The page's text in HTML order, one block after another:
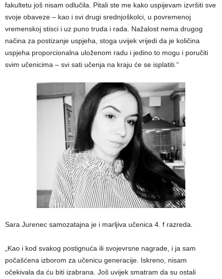
fakultetu još nisam odlučila. Pitali ste me kako uspijevam izvršiti sve
svoje obaveze – kao i svi drugi srednjoškolci, u povremenoj
vremenskoj stisci i uz puno truda i rada. Nažalost nema drugog
načina za postizanje uspjeha, stoga uvijek vrijedi da je količina
uspjeha proporcionalna uloženom radu i jedino to mogu i poručiti
svim učenicima – svi sati učenja na kraju će se isplatiti.“
Sara Jurenec samozatajna je i marljiva učenica 4. f razreda.
„Kao i kod svakog postignuća ili svojevrsne nagrade, i ja sam
počašćena izborom za učenicu generacije. Iskreno, nisam
očekivala da ću biti izabrana. Još uvijek smatram da su ostali